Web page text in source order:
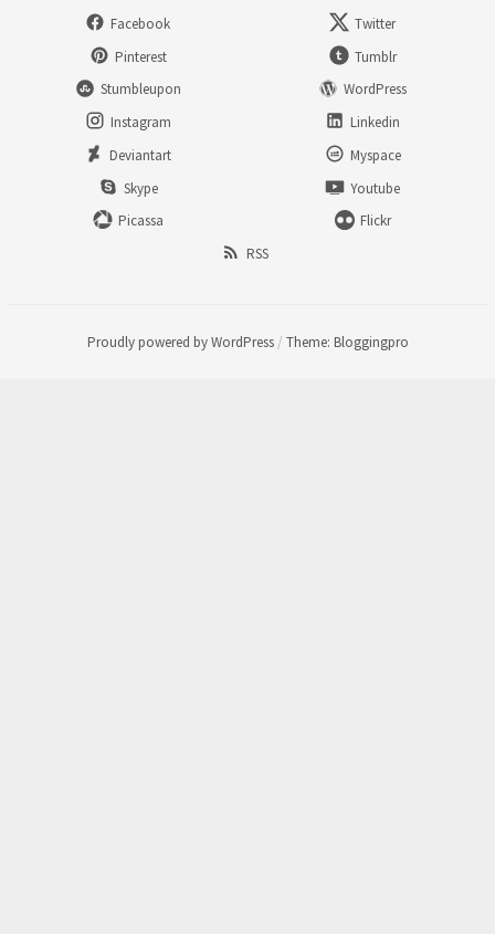
Facebook
Twitter
Pinterest
Tumblr
Stumbleupon
WordPress
Instagram
Linkedin
Deviantart
Myspace
Skype
Youtube
Picassa
Flickr
RSS
Proudly powered by WordPress / Theme: Bloggingpro